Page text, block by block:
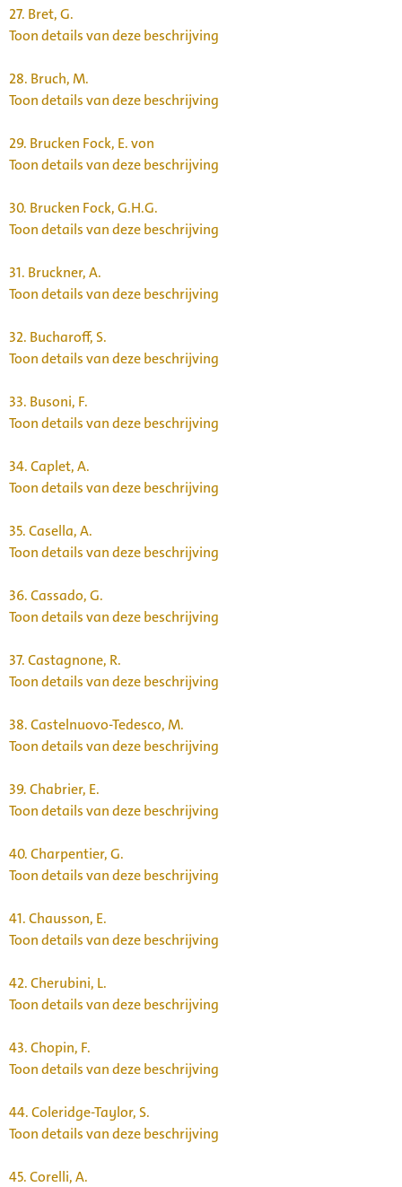
27. Bret, G.
Toon details van deze beschrijving
28. Bruch, M.
Toon details van deze beschrijving
29. Brucken Fock, E. von
Toon details van deze beschrijving
30. Brucken Fock, G.H.G.
Toon details van deze beschrijving
31. Bruckner, A.
Toon details van deze beschrijving
32. Bucharoff, S.
Toon details van deze beschrijving
33. Busoni, F.
Toon details van deze beschrijving
34.Caplet, A.
Toon details van deze beschrijving
35.Casella, A.
Toon details van deze beschrijving
36.Cassado, G.
Toon details van deze beschrijving
37.Castagnone, R.
Toon details van deze beschrijving
38.Castelnuovo-Tedesco, M.
Toon details van deze beschrijving
39.Chabrier, E.
Toon details van deze beschrijving
40.Charpentier, G.
Toon details van deze beschrijving
41.Chausson, E.
Toon details van deze beschrijving
42.Cherubini, L.
Toon details van deze beschrijving
43.Chopin, F.
Toon details van deze beschrijving
44.Coleridge-Taylor, S.
Toon details van deze beschrijving
45.Corelli, A.